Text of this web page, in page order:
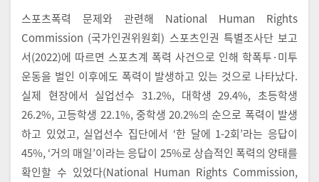
스포츠폭력 문제와 관련해 National Human Rights
Commission (국가인권위원회) 스포츠인권 특별조사단 보고
서(2022)에 따르면 스포츠계 폭력 사건으로 인해 학폭투·미투
운동을 벌인 이후에도 폭력이 발생하고 있는 것으로 나타났다.
실제 현장에서 실업선수 31.2%, 대학생 29.4%, 초등학생
26.2%, 고등학생 22.1%, 중학생 20.2%의 순으로 폭력이 발생
하고 있었고, 실업선수 집단에서 ‘한 달에 1-2회’라는 응답이
45%, ‘거의 매일’이라는 응답이 25%로 상습적인 폭력의 양태를
확인할 수 있었다(National Human Rights Commission,